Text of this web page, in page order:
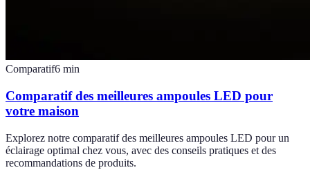
Comparatif6 min
Comparatif des meilleures ampoules LED pour
votre maison
Explorez notre comparatif des meilleures ampoules LED pour un
éclairage optimal chez vous, avec des conseils pratiques et des
recommandations de produits.